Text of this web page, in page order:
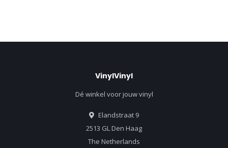
VinylVinyl
Dé winkel voor jouw vinyl
Elandstraat 9
2513 GL Den Haag
The Netherlands